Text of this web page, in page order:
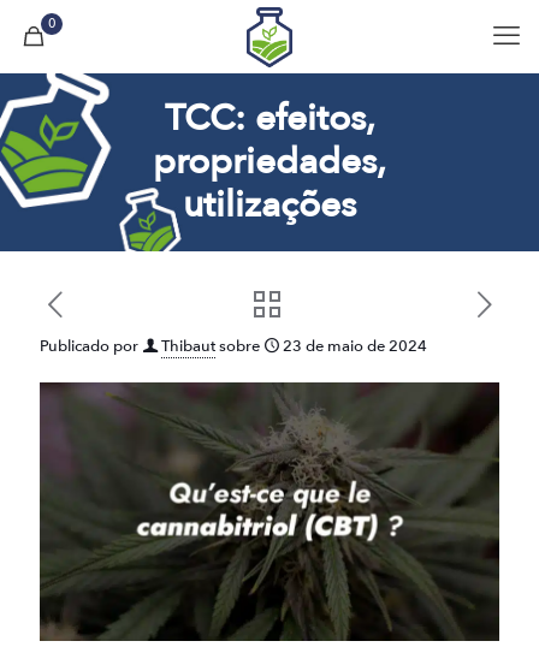
0
TCC: efeitos,
propriedades,
utilizações
Publicado por Thibautsobre 23 de maio de 2024